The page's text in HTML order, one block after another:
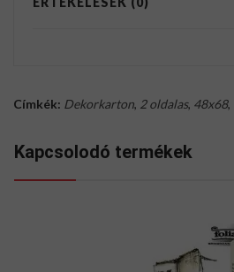
Címkék: Dekorkarton, 2 oldalas, 48x68,
Kapcsolodó termékek